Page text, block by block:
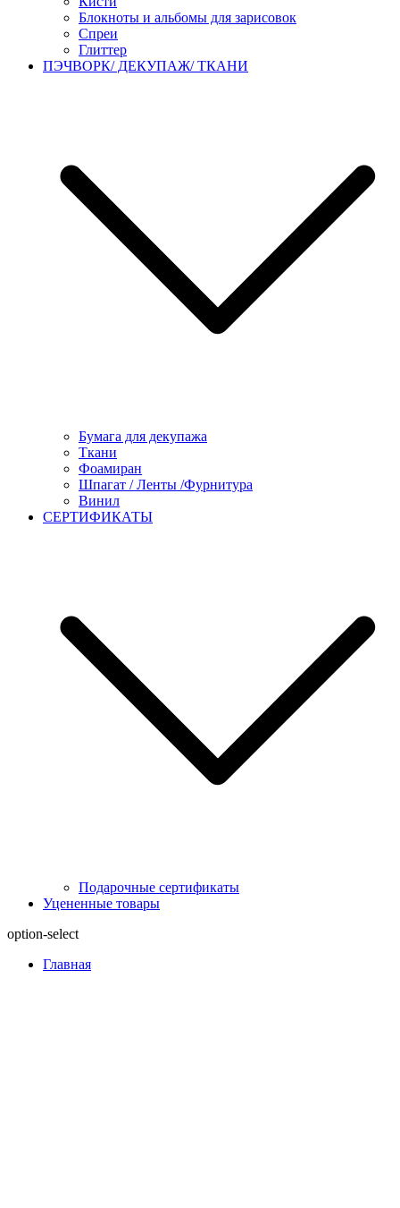
Блокноты и альбомы для зарисовок
Спреи
Глиттер
ПЭЧВОРК/ ДЕКУПАЖ/ ТКАНИ
Бумага для декупажа
Ткани
Фоамиран
Шпагат / Ленты /Фурнитура
Винил
СЕРТИФИКАТЫ
Подарочные сертификаты
Уцененные товары
option-select
Главная